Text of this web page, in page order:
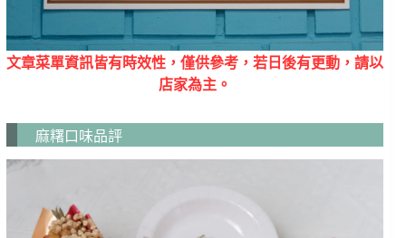
文章菜單資訊皆有時效性，僅供參考，若日後有更動，請以
店家為主。
麻糬口味品評